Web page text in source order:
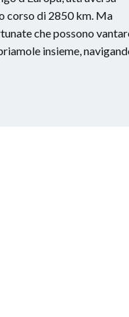
corso di 2850 km. Ma
che possono
insieme,